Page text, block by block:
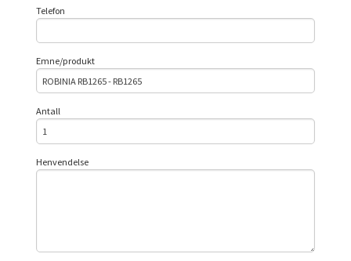
Telefon
Emne/produkt
Antall
Henvendelse